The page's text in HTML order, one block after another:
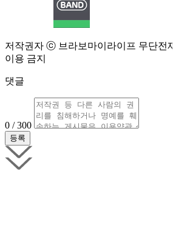
저작권자 ⓒ 브라보마이라이프 무단전
이용 금지
댓글
0 / 300